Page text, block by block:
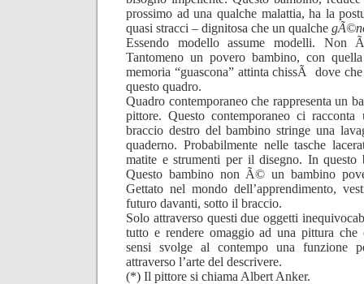
prossimo ad una qualche malattia, ha la
quasi stracci – dignitosa che un qualche
Essendo modello assume modelli. Non
Tantomeno un povero bambino, con
memoria “guascona” attinta chissÃ dove
questo quadro.
Quadro contemporaneo che rappresenta un
pittore. Questo contemporaneo ci
braccio destro del bambino stringe una
quaderno. Probabilmente nelle tasche
matite e strumenti per il disegno. In questo
Questo bambino non Ã© un bambino
Gettato nel mondo dell’apprendimento,
futuro davanti, sotto il braccio.
Solo attraverso questi due oggetti
tutto e rendere omaggio ad una pittura
sensi svolge al contempo una funzione
attraverso l’arte del descrivere.
(*) Il pittore si chiama Albert Anker.